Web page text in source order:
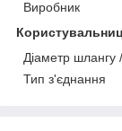
Виробник
Діаметр шлангу
Тип з'єднання